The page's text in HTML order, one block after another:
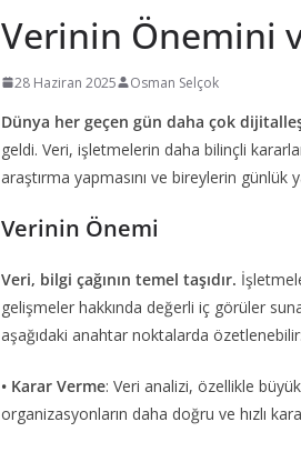
Verinin Önemini
28 Haziran 2025 Osman Selçok
Dünya her geçen gün daha çok
geldi. Veri, işletmelerin daha bilinçli
araştırma yapmasını ve bireylerin günlük
Verinin Önemi
Veri, bilgi çağının temel taşıdır.
gelişmeler hakkında değerli iç görüler
aşağıdaki anahtar noktalarda özetlenebilir:
• Karar Verme: Veri analizi, özellikle
organizasyonların daha doğru ve hızlı